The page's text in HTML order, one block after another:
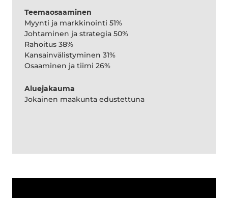
Teemaosaaminen
Myynti ja markkinointi 51%
Johtaminen ja strategia 50%
Rahoitus 38%
Kansainvälistyminen 31%
Osaaminen ja tiimi 26%
Aluejakauma
Jokainen maakunta edustettuna